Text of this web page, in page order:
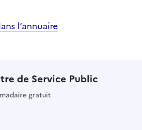
l’annuaire
de Service Public
gratuit